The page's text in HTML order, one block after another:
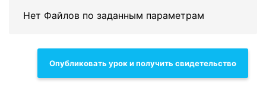
Нет Файлов по заданным параметрам
Опубликовать урок и получить свидетельство